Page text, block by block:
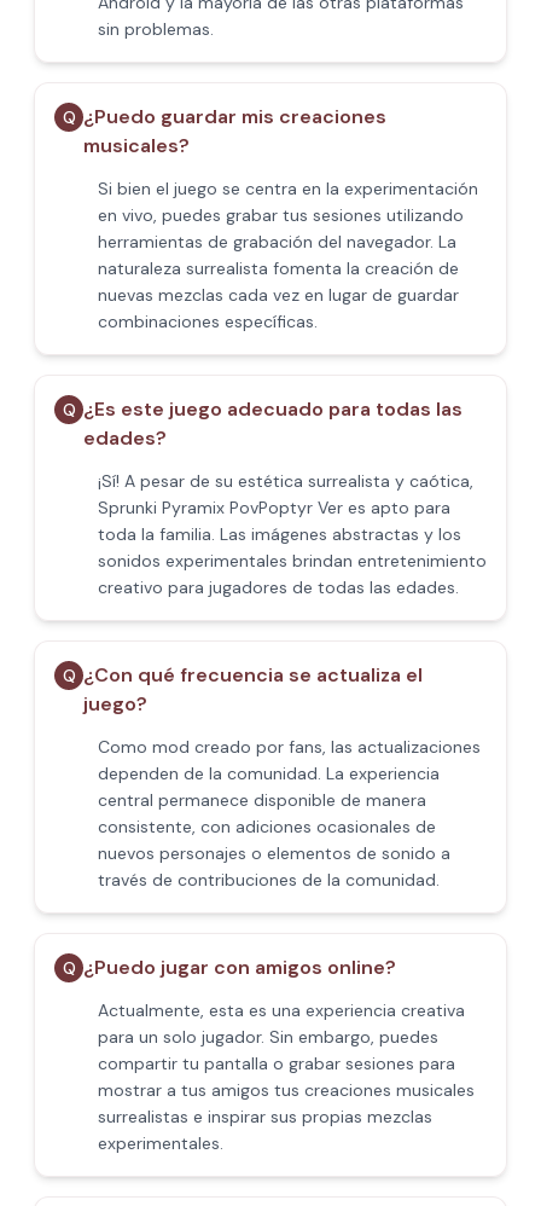
sin problemas.
Q ¿Puedo guardar mis creaciones
musicales?
Si bien el juego se centra en la experimentación
en vivo, puedes grabar tus sesiones utilizando
herramientas de grabación del navegador. La
naturaleza surrealista fomenta la creación de
nuevas mezclas cada vez en lugar de guardar
combinaciones específicas.
Q ¿Es este juego adecuado para todas las
edades?
¡Sí! A pesar de su estética surrealista y caótica,
Sprunki Pyramix PovPoptyr Ver es apto para
toda la familia. Las imágenes abstractas y los
sonidos experimentales brindan entretenimiento
creativo para jugadores de todas las edades.
Q ¿Con qué frecuencia se actualiza el
juego?
Como mod creado por fans, las actualizaciones
dependen de la comunidad. La experiencia
central permanece disponible de manera
consistente, con adiciones ocasionales de
nuevos personajes o elementos de sonido a
través de contribuciones de la comunidad.
Q ¿Puedo jugar con amigos online?
Actualmente, esta es una experiencia creativa
para un solo jugador. Sin embargo, puedes
compartir tu pantalla o grabar sesiones para
mostrar a tus amigos tus creaciones musicales
surrealistas e inspirar sus propias mezclas
experimentales.